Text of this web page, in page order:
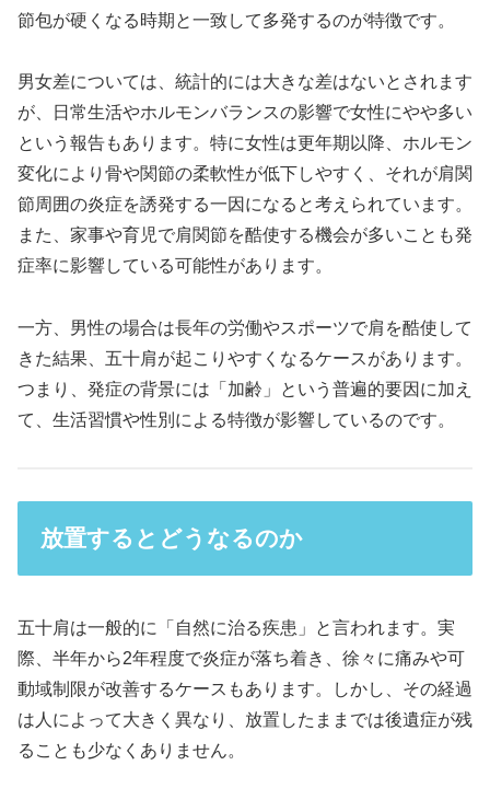
節包が硬くなる時期と一致して多発するのが特徴です。
男女差については、統計的には大きな差はないとされます
が、日常生活やホルモンバランスの影響で女性にやや多い
という報告もあります。特に女性は更年期以降、ホルモン
変化により骨や関節の柔軟性が低下しやすく、それが肩関
節周囲の炎症を誘発する一因になると考えられています。
また、家事や育児で肩関節を酷使する機会が多いことも発
症率に影響している可能性があります。
一方、男性の場合は長年の労働やスポーツで肩を酷使して
きた結果、五十肩が起こりやすくなるケースがあります。
つまり、発症の背景には「加齢」という普遍的要因に加え
て、生活習慣や性別による特徴が影響しているのです。
放置するとどうなるのか
五十肩は一般的に「自然に治る疾患」と言われます。実
際、半年から2年程度で炎症が落ち着き、徐々に痛みや可
動域制限が改善するケースもあります。しかし、その経過
は人によって大きく異なり、放置したままでは後遺症が残
ることも少なくありません。